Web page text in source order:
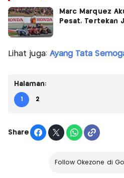
Marc Marquez
Pesat, Tertekan
Lihat juga: Ayang Tata
Halaman:
1 2
Share
Follow Okezone di